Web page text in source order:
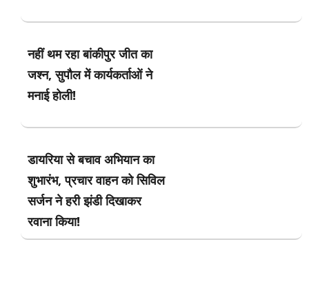
नहीं थम रहा बांकीपुर जीत का
जश्न, सुपौल में कार्यकर्ताओं ने
मनाई होली!
डायरिया से बचाव अभियान का
शुभारंभ, प्रचार वाहन को सिविल
सर्जन ने हरी झंडी दिखाकर
रवाना किया!